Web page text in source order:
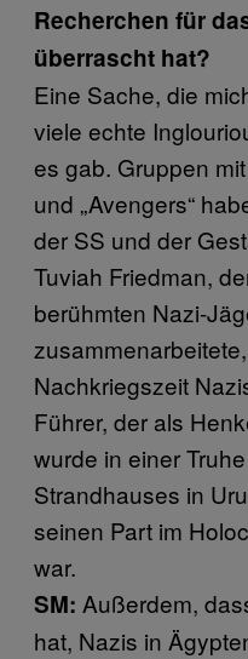
Recherchen für
überrascht hat?
Eine Sache, die
viele echte
es gab. Gruppen
und „Avengers“
der SS und der
Tuviah Friedman,
berühmten Nazi-
Nachkriegszeit
Führer, der als
wurde in einer
Strandhauses in
seinen Part im
war.
SM: Außerdem,
hat, Nazis in